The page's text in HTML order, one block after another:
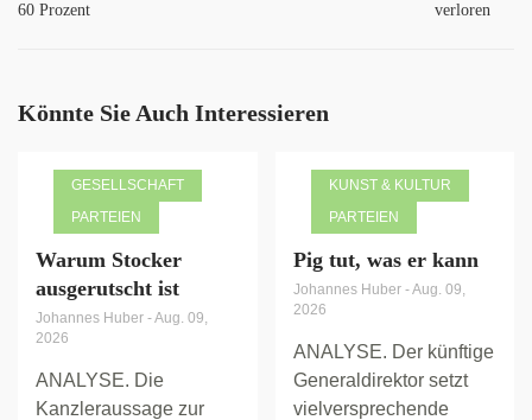
60 Prozent
verloren
Könnte Sie Auch Interessieren
GESELLSCHAFT
PARTEIEN
Warum Stocker
ausgerutscht ist
Johannes Huber -Aug. 09,
2026
ANALYSE. Die
Kanzleraussage zur
KUNST & KULTUR
PARTEIEN
Pig tut, was er kann
Johannes Huber -Aug. 09,
2026
ANALYSE. Der künftige
Generaldirektor setzt
vielversprechende